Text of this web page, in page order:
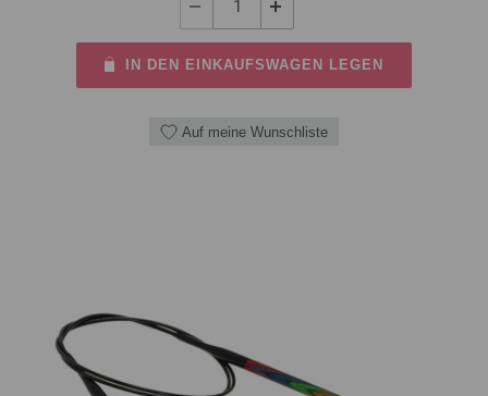
IN DEN EINKAUFSWAGEN LEGEN
Auf meine Wunschliste